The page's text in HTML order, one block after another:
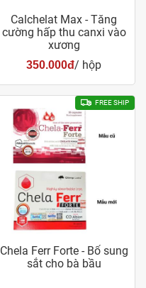
Calchelat Max - Tăng
cường hấp thu canxi vào
xương
350.000đ/ hộp
FREE SHIP
Chela Ferr Forte - Bổ sung
sắt cho bà bầu